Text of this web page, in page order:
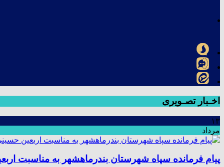
اخـبار تصـویری
۱۳
مرداد
پیام فرمانده سپاه شهرستان بندرماهشهر به مناسبت